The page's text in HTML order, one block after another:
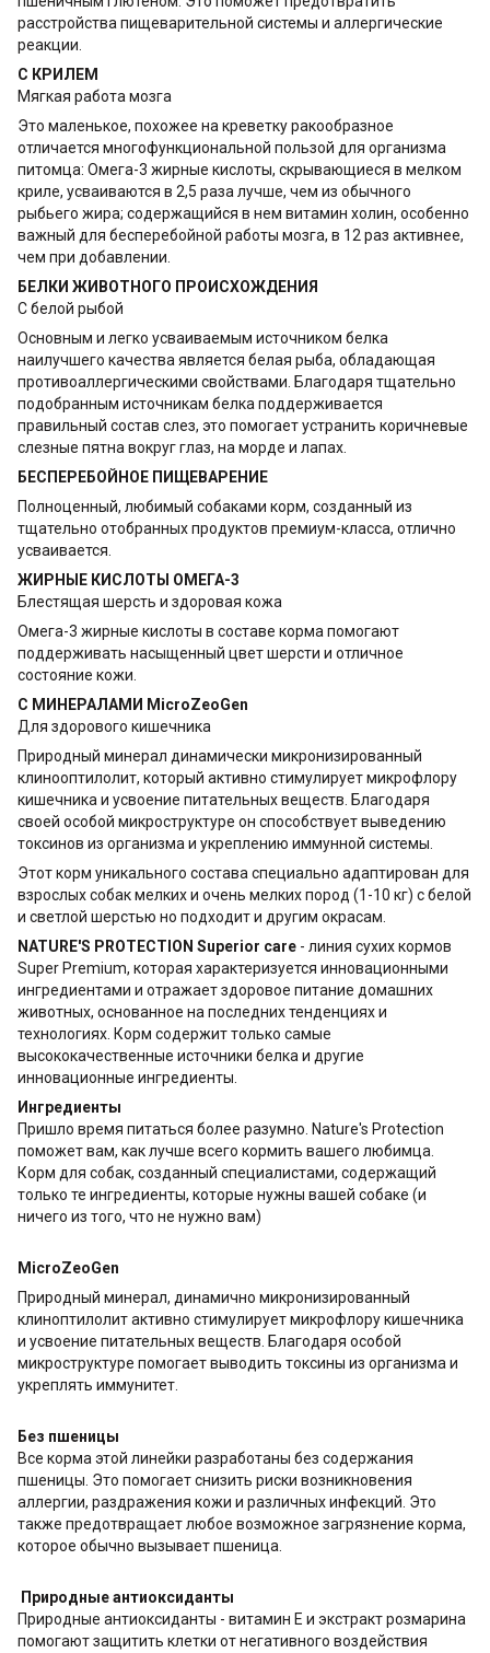
расстройства пищеварительной системы и аллергические
реакции.
С КРИЛЕМ
Мягкая работа мозга
Это маленькое, похожее на креветку ракообразное
отличается многофункциональной пользой для организма
питомца: Омега-3 жирные кислоты, скрывающиеся в мелком
криле, усваиваются в 2,5 раза лучше, чем из обычного
рыбьего жира; содержащийся в нем витамин холин, особенно
важный для бесперебойной работы мозга, в 12 раз активнее,
чем при добавлении.
БЕЛКИ ЖИВОТНОГО ПРОИСХОЖДЕНИЯ
С белой рыбой
Основным и легко усваиваемым источником белка
наилучшего качества является белая рыба, обладающая
противоаллергическими свойствами. Благодаря тщательно
подобранным источникам белка поддерживается
правильный состав слез, это помогает устранить коричневые
слезные пятна вокруг глаз, на морде и лапах.
БЕСПЕРЕБОЙНОЕ ПИЩЕВАРЕНИЕ
Полноценный, любимый собаками корм, созданный из
тщательно отобранных продуктов премиум-класса, отлично
усваивается.
ЖИРНЫЕ КИСЛОТЫ ОМЕГА-3
Блестящая шерсть и здоровая кожа
Омега-3 жирные кислоты в составе корма помогают
поддерживать насыщенный цвет шерсти и отличное
состояние кожи.
С МИНЕРАЛАМИ MicroZeoGen
Для здорового кишечника
Природный минерал динамически микронизированный
клинооптилолит, который активно стимулирует микрофлору
кишечника и усвоение питательных веществ. Благодаря
своей особой микроструктуре он способствует выведению
токсинов из организма и укреплению иммунной системы.
Этот корм уникального состава специально адаптирован для
взрослых собак мелких и очень мелких пород (1-10 кг) с белой
и светлой шерстью но подходит и другим окрасам.
NATURE'S PROTECTION Superior care - линия сухих кормов
Super Premium, которая характеризуется инновационными
ингредиентами и отражает здоровое питание домашних
животных, основанное на последних тенденциях и
технологиях. Корм содержит только самые
высококачественные источники белка и другие
инновационные ингредиенты.
Ингредиенты
Пришло время питаться более разумно. Nature's Protection
поможет вам, как лучше всего кормить вашего любимца.
Корм для собак, созданный специалистами, содержащий
только те ингредиенты, которые нужны вашей собаке (и
ничего из того, что не нужно вам)
MicroZeoGen
Природный минерал, динамично микронизированный
клиноптилолит активно стимулирует микрофлору кишечника
и усвоение питательных веществ. Благодаря особой
микроструктуре помогает выводить токсины из организма и
укреплять иммунитет.
Без пшеницы
Все корма этой линейки разработаны без содержания
пшеницы. Это помогает снизить риски возникновения
аллергии, раздражения кожи и различных инфекций. Это
также предотвращает любое возможное загрязнение корма,
которое обычно вызывает пшеница.
Природные антиоксиданты
Природные антиоксиданты - витамин Е и экстракт розмарина
помогают защитить клетки от негативного воздействия